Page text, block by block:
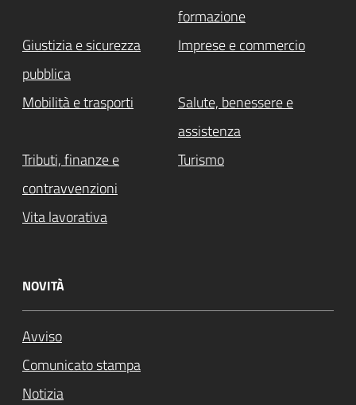
formazione
Giustizia e sicurezza
pubblica
Imprese e commercio
Mobilità e trasporti
Salute, benessere e
assistenza
Tributi, finanze e
contravvenzioni
Turismo
Vita lavorativa
NOVITÀ
Avviso
Comunicato stampa
Notizia